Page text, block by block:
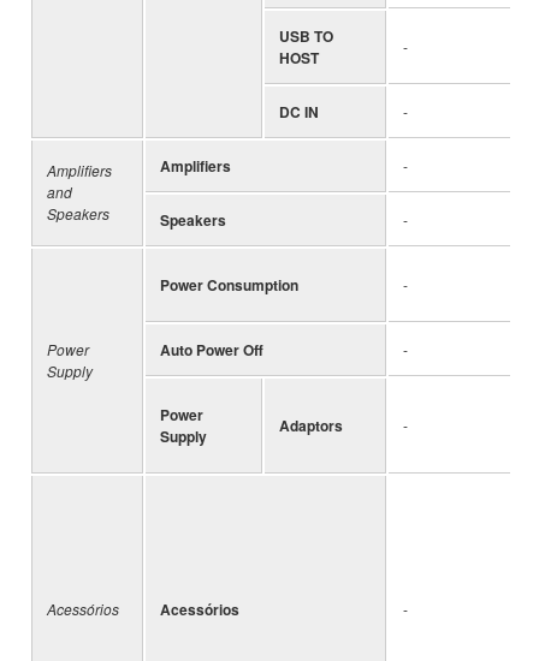
USB TO
HOST
-
DC IN -
Amplifiers
and
Speakers
Amplifiers -
Speakers -
Power
Supply
Power Consumption -
Auto Power Off -
Power
Supply
Adaptors -
Acessórios Acessórios -